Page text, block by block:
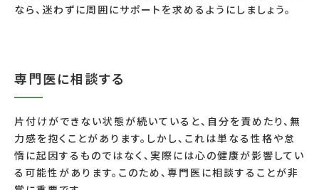
なら、迷わずに周囲にサポートを求めるようにしましょう。
専門医に相談する
片付けができない状態が続いていると、自分を責めたり、無
力感を抱くことがあります。しかし、これは単なる性格や怠
惰に起因するものではなく、実際には心の健康が影響してい
る可能性があります。このため、専門医に相談することが非